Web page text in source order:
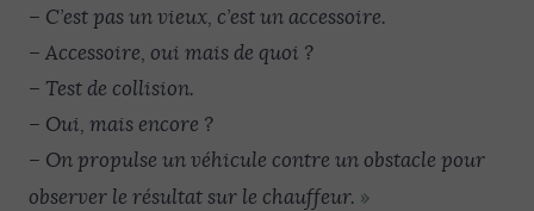
– C’est pas un vieux, c’est un accessoire.
– Accessoire, oui mais de quoi ?
– Test de collision.
– Oui, mais encore ?
– On propulse un véhicule contre un obstacle pour
observer le résultat sur le chauffeur. »